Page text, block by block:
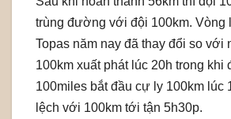
trùng đường với đội 100km. Vòng
Topas năm nay đã thay đổi so với
100km xuất phát lúc 20h trong khi
100miles bắt đầu cự ly 100km lúc
lệch với 100km tới tận 5h30p.